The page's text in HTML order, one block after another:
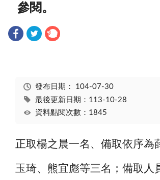
參閱。
發布日期： 104-07-30
最後更新日期：113-10-28
資料點閱次數：1845
正取楊之晨一名、備取依序為
玉琦、熊宜彪等三名；備取人